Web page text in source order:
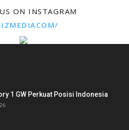
ON INSTAGRAM
1 GW Perkuat Posisi Indonesia